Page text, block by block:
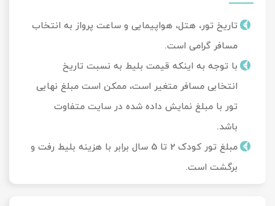
تاریخ تور، هتل، هواپیمایی و ساعت پرواز به انتخاب
مسافر گرامی است.
با توجه به اینکه قیمت بلیط به نسبت تاریخ
انتخابی مسافر متغیر است، ممکن است مبلغ نهایی
تور با مبلغ نمایش داده شده در سایت متفاوت
باشد.
مبلغ تور کودک 2 تا 5 سال برابر با هزینه بلیط رفت و
برگشت است.